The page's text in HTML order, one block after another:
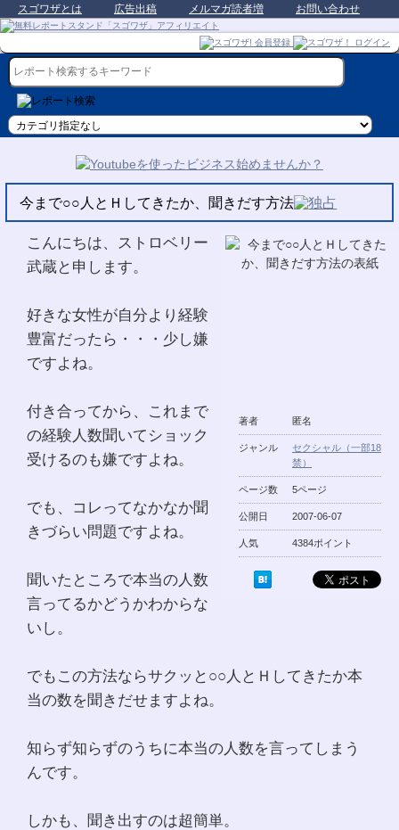
スゴワザとは 広告出稿 メルマガ読者増 お問い合わせ
今まで○○人とＨしてきたか、聞きだす方法
著者 匿名
ジャンル
セクシャル（一部18
禁）
ページ数 5ページ
公開日 2007-06-07
人気 4384ポイント
こんにちは、ストロベリー
武蔵と申します。
好きな女性が自分より経験
豊富だったら・・・少し嫌
ですよね。
付き合ってから、これまで
の経験人数聞いてショック
受けるのも嫌ですよね。
でも、コレってなかなか聞
きづらい問題ですよね。
聞いたところで本当の人数
言ってるかどうかわからな
いし。
でもこの方法ならサクッと○○人とＨしてきたか本
当の数を聞きだせますよね。
知らず知らずのうちに本当の人数を言ってしまう
んです。
しかも、聞き出すのは超簡単。